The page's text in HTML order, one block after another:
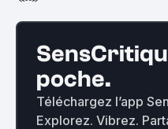
poche.
Téléchargez l’app
Explorez. Vibrez.